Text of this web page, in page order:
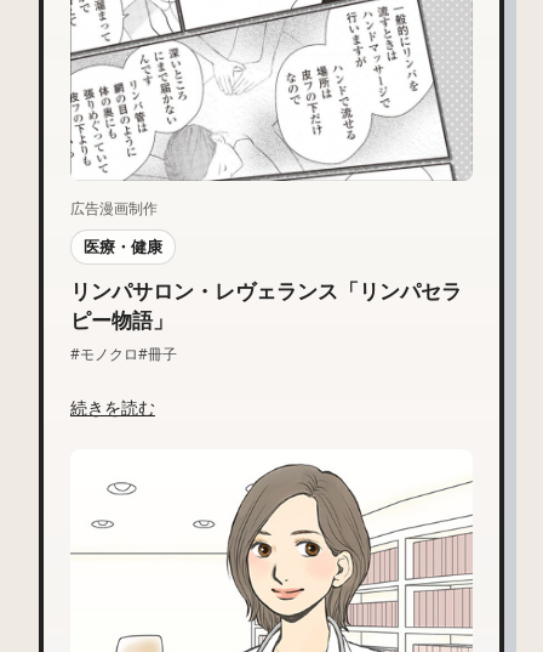
広告漫画制作
医療・健康
リンパサロン・レヴェランス「リンパセラ
ピー物語」
#モノクロ#冊子
続きを読む